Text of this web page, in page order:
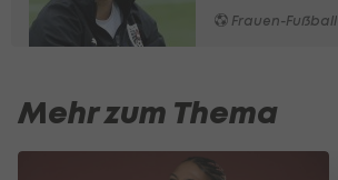
Frauen-Fußball
Mehr zum Thema